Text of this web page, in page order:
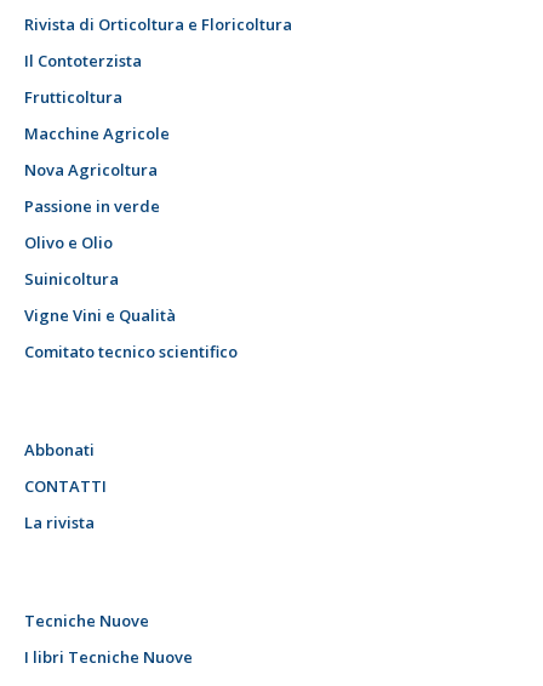
Rivista di Orticoltura e Floricoltura
Il Contoterzista
Frutticoltura
Macchine Agricole
Nova Agricoltura
Passione in verde
Olivo e Olio
Suinicoltura
Vigne Vini e Qualità
Comitato tecnico scientifico
Abbonati
CONTATTI
La rivista
Tecniche Nuove
I libri Tecniche Nuove